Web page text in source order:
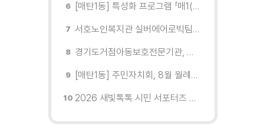
[매탄1동] 특성화 프로그램 「매1(일) 친환경 문화학교」 개강
서호노인복지관 실버에어로빅팀, 제2회 협회장배 수원시에어로빅힙합대회 시니어부 단체전'1위'쾌거
경기도거점아동보호전문기관, 학대피해아동가정 회복 및 재학대 예방 나선다
[매탄1동] 주민자치회, 8월 월례회의 개최
2026 새빛톡톡 시민 서포터즈 발대식 현장